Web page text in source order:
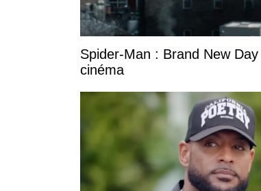
Spider-Man : Brand New
cinéma